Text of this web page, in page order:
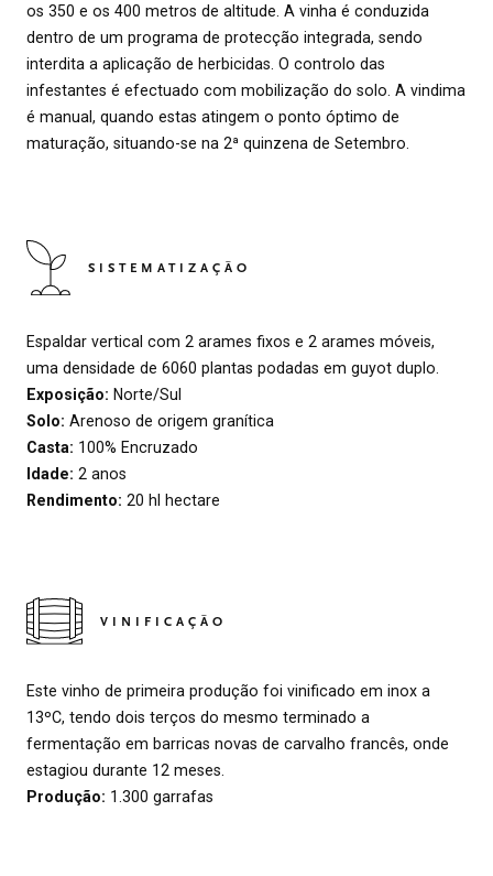
os 350 e os 400 metros de altitude. A vinha é conduzida
dentro de um programa de protecção integrada, sendo
interdita a aplicação de herbicidas. O controlo das
infestantes é efectuado com mobilização do solo. A vindima
é manual, quando estas atingem o ponto óptimo de
maturação, situando-se na 2ª quinzena de Setembro.
SISTEMATIZAÇÃO
Espaldar vertical com 2 arames fixos e 2 arames móveis,
uma densidade de 6060 plantas podadas em guyot duplo.
Exposição: Norte/Sul
Solo: Arenoso de origem granítica
Casta: 100% Encruzado
Idade: 2 anos
Rendimento: 20 hl hectare
VINIFICAÇÃO
Este vinho de primeira produção foi vinificado em inox a
13ºC, tendo dois terços do mesmo terminado a
fermentação em barricas novas de carvalho francês, onde
estagiou durante 12 meses.
Produção: 1.300 garrafas